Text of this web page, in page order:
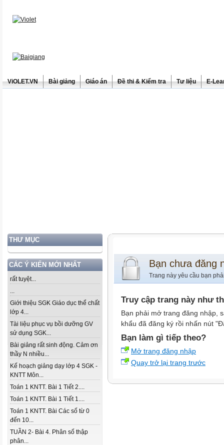
ViOLET.VN Bài giảng Giáo án Đề thi & Kiểm tra Tư liệu E-
THƯ MỤC
CÁC Ý KIẾN MỚI NHẤT
rất tuyệt...
...
Giới thiệu SGK Giáo dục thể chất
lớp 4...
Tài liệu phục vụ bồi dưỡng GV
sử dụng SGK...
Bài giảng rất sinh động. Cảm ơn
thầy N nhiều...
Kế hoạch giảng dạy lớp 4 SGK -
KNTT Môn...
Toán 1 KNTT. Bài 1 Tiết 2....
Toán 1 KNTT. Bài 1 Tiết 1....
Toán 1 KNTT. Bài Các số từ 0
đến 10...
TUẦN 2- Bài 4. Phân số thập
phân...
Bạn chưa đăng
Trang này yêu cầu bạn
Truy cập trang này như
Bạn phải mở trang đăng nhập,
khẩu đã đăng ký rồi nhấn nút
Bạn làm gì tiếp theo?
Mở trang đăng nhập
Quay trở lại trang trước